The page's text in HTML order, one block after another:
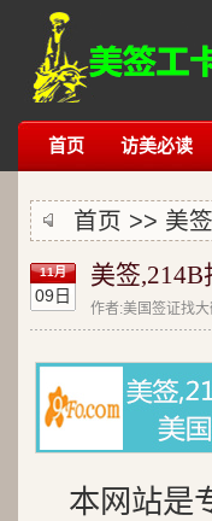
首页 访美必读
首页 >> 美
11月
09日
美签
作者:美国签证找
本网站是